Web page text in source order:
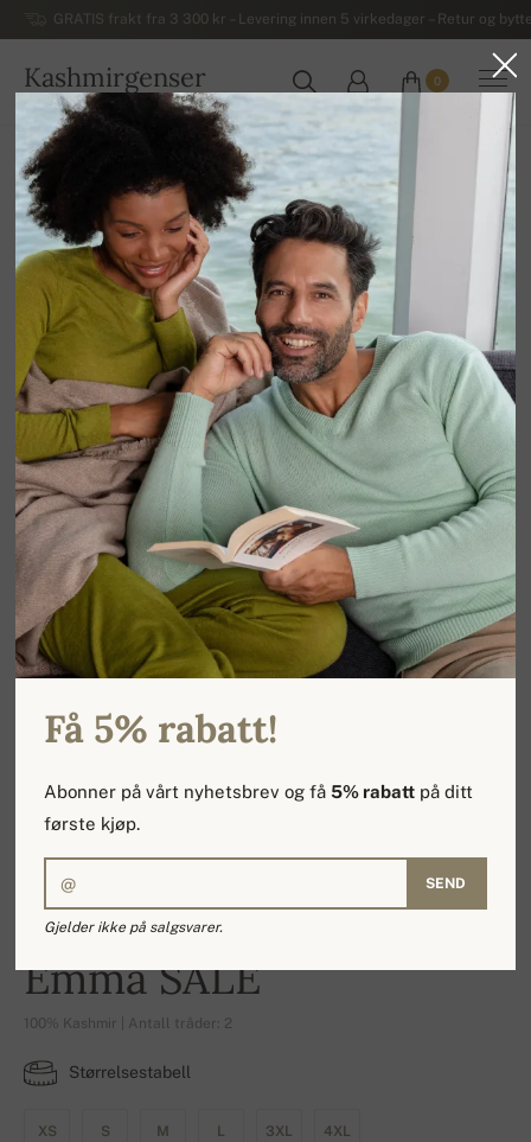
GRATIS frakt fra 3 300 kr – Levering innen 5 virkedager – Retur og
Kashmirgenser
NORGE
0
Hjem
-18%
Emma SALE
100% Kashmir | Antall tråder: 2
Størrelsestabell
XS S M L 3XL 4XL
Få 5% rabatt!
Abonner på vårt nyhetsbrev og få5% rabatt på ditt
første kjøp.
SEND
Gjelder ikke på salgsvarer.